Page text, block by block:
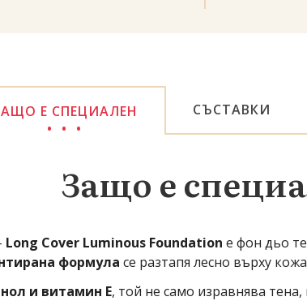
Е СПЕЦИАЛЕН СЪСТАВКИ
Защо е
Long Cover Luminous Foundation е фон дьо
формула се разтапя лесно върху
и витамин E, той не само изравнява